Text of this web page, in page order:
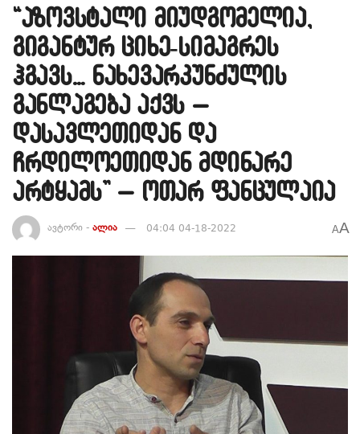
“აზოვსტალი მიუდგომელია,
გიგანტურ ციხე-სიმაგრეს
ჰგავს… ნახევარკუნძულის
განლაგება აქვს –
დასავლეთიდან და
ჩრდილოეთიდან მდინარე
არტყამს” – ოთარ ფანცულაია
ავტორი - ალია 04:04 04-18-2022 AA